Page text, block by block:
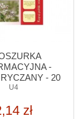
-
- 20
SZT.
U4
zł